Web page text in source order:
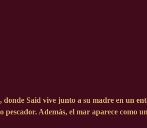
Said vive junto a su madre en un
Además, el mar aparece como